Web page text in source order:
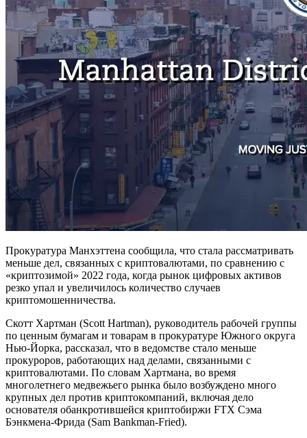
Прокуратура Манхэттена сообщила, что стала рассматривать
меньше дел, связанных с криптовалютами, по сравнению с
«криптозимой» 2022 года, когда рынок цифровых активов
резко упал и увеличилось количество случаев
криптомошенничества.
Скотт Хартман (Scott Hartman), руководитель рабочей группы
по ценным бумагам и товарам в прокуратуре Южного округа
Нью-Йорка, рассказал, что в ведомстве стало меньше
прокуроров, работающих над делами, связанными с
криптовалютами. По словам Хартмана, во время
многолетнего медвежьего рынка было возбуждено много
крупных дел против криптокомпаний, включая дело
основателя обанкротившейся криптобиржи FTX Сэма
Бэнкмена-Фрида (Sam Bankman-Fried).